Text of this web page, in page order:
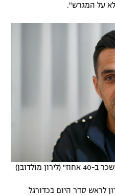
לא על המגרש".
מולדובן)
לראש סדר היום בכדורגל